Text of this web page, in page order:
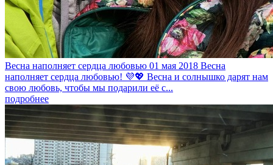
Весна наполняет сердца любовью 01 мая 2018 Весна
наполняет сердца любовью! 💜💖 Весна и солнышко дарят нам
свою любовь, чтобы мы подарили её с...
подробнее